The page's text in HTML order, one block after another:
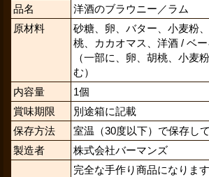
品名
洋酒のブラウニー／ラム
原材料
砂糖、卵、バター、小麦粉
桃、カカオマス、洋酒 / ベ
（一部に、卵、胡桃、小麦
む）
内容量
1個
賞味期限
別途箱に記載
保存方法
室温（30度以下）で保存し
製造者
株式会社バーマンズ
完全な手作り商品になりま